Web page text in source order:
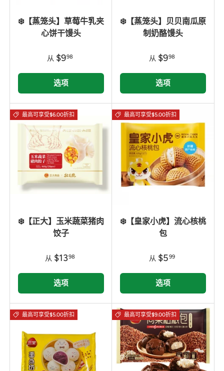
❄️【蒸笼头】草莓牛乳夹
心饼干馒头
从 $998
选项
❄️【蒸笼头】贝贝南瓜原
制奶酪馒头
从 $998
选项
最高可享受$6.00折扣
❄️【正大】玉米蔬菜猪肉
饺子
从 $1398
选项
最高可享受$5.00折扣
❄️【皇家小虎】流心核桃
包
从 $599
选项
最高可享受$5.00折扣 最高可享受$9.00折扣